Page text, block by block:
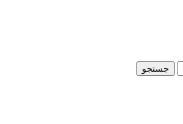
جستجو